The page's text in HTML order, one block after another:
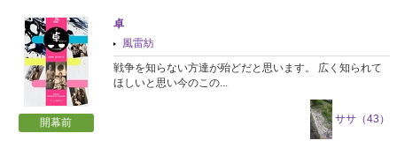
開幕前
卓
風雷紡
戦争を知らない方達が殆どだと思います。 広く知られて
ほしいと思い今のこの...
ササ（43）